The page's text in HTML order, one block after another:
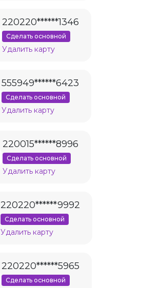
220220******1346
Сделать основной
Удалить карту
555949******6423
Сделать основной
Удалить карту
220015******8996
Сделать основной
Удалить карту
220220******9992
Сделать основной
Удалить карту
220220******5965
Сделать основной